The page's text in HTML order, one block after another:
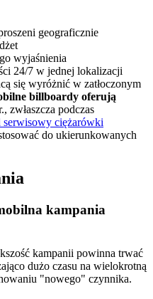
geograficznie
wyjaśnienia
24/7 w jednej lokalizacji
się wyróżnić w zatłoczonym
billboardy oferują
zwłaszcza podczas
ciężarówki
do ukierunkowanych
kampania
kampanii powinna trwać
dużo czasu na wielokrotną
"nowego" czynnika.